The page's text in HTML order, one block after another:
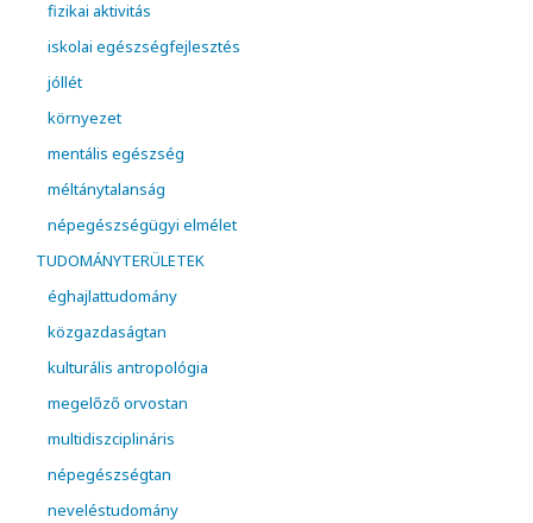
fizikai aktivitás
iskolai egészségfejlesztés
jóllét
környezet
mentális egészség
méltánytalanság
népegészségügyi elmélet
TUDOMÁNYTERÜLETEK
éghajlattudomány
közgazdaságtan
kulturális antropológia
megelőző orvostan
multidiszciplináris
népegészségtan
neveléstudomány